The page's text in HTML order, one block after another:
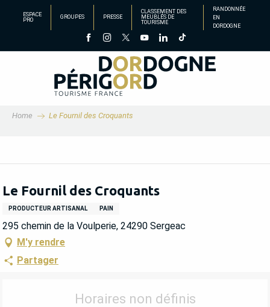
principal
ESPACE
PRO
GROUPES PRESSE
CLASSEMENT DES
MEUBLÉS DE
TOURISME
RANDONNÉE
EN
DORDOGNE
Home Le Fournil des Croquants
Le Fournil des Croquants
PRODUCTEUR ARTISANAL PAIN
295 chemin de la Voulperie, 24290 Sergeac
M'y rendre
Partager
OUVERTURE ET COORDONNÉES
Horaires non définis